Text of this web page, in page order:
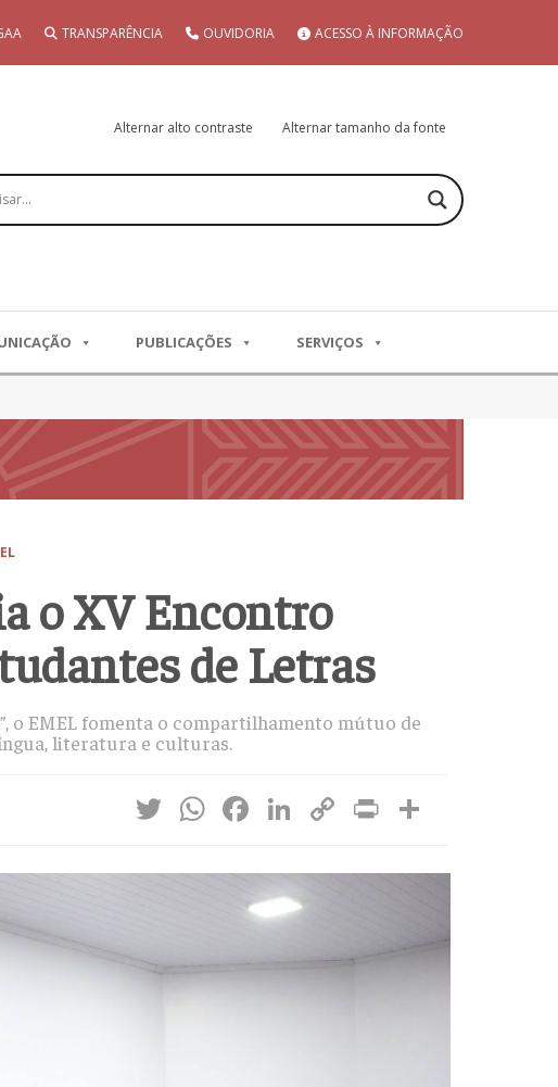
TRANSPARÊNCIA OUVIDORIA ACESSO À INFORMAÇÃO
Alternar alto contraste Alternar tamanho da fonte
PUBLICAÇÕES SERVIÇOS
o XV Encontro
de Letras
o EMEL fomenta o compartilhamento mútuo de
literatura e culturas.
Twitter
WhatsApp
Facebook
LinkedIn
CopyPrint